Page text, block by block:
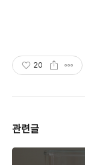
20
관련글